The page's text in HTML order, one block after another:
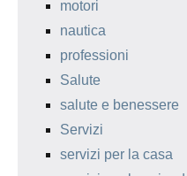
motori
nautica
professioni
Salute
salute e benessere
Servizi
servizi per la casa